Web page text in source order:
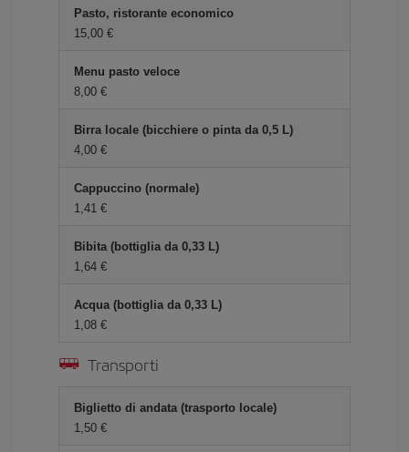
Pasto, ristorante economico
15,00 €
Menu pasto veloce
8,00 €
Birra locale (bicchiere o pinta da 0,5 L)
4,00 €
Cappuccino (normale)
1,41 €
Bibita (bottiglia da 0,33 L)
1,64 €
Acqua (bottiglia da 0,33 L)
1,08 €
Transporti
Biglietto di andata (trasporto locale)
1,50 €